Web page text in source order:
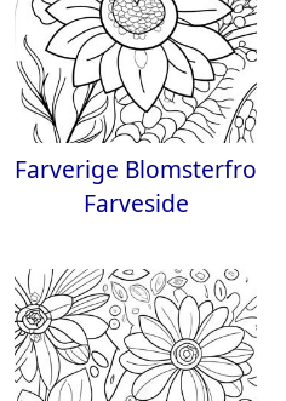
Farverige Blomsterfro
Farveside